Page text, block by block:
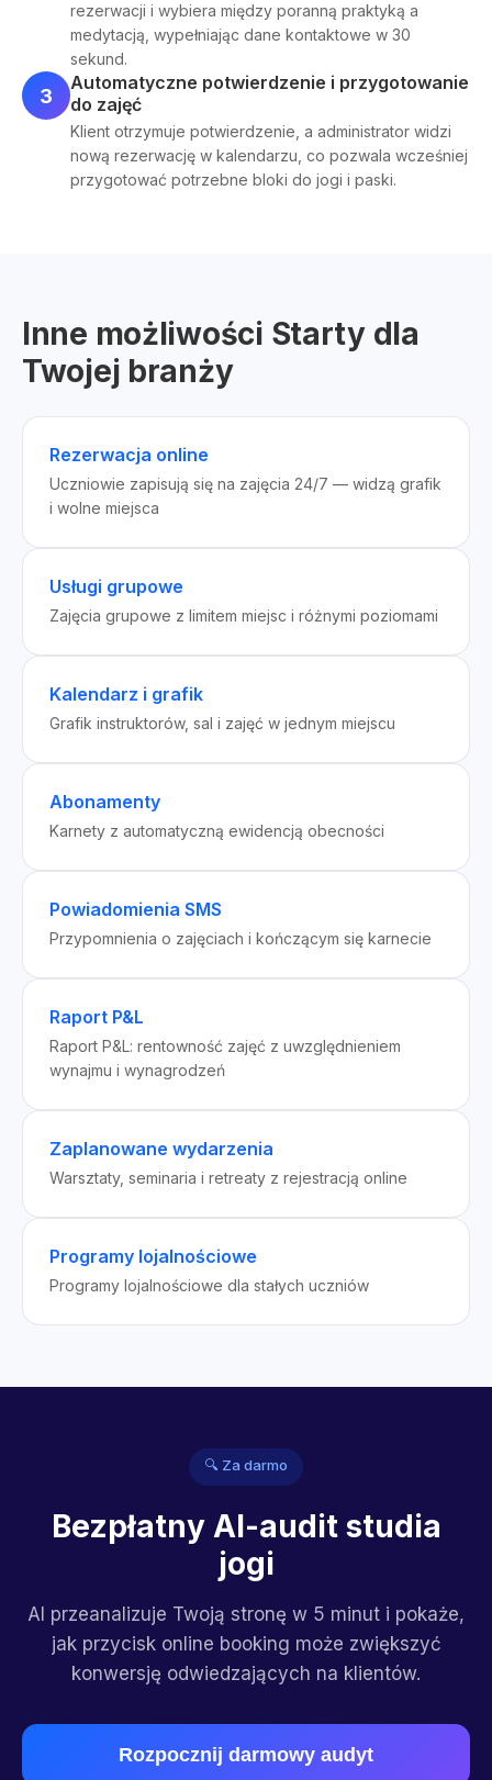
rezerwacji i wybiera między poranną praktyką a
medytacją, wypełniając dane kontaktowe w 30
sekund.
3
Automatyczne potwierdzenie i przygotowanie
do zajęć
Klient otrzymuje potwierdzenie, a administrator widzi
nową rezerwację w kalendarzu, co pozwala wcześniej
przygotować potrzebne bloki do jogi i paski.
Inne możliwości Starty dla
Twojej branży
Rezerwacja online
Uczniowie zapisują się na zajęcia 24/7 — widzą grafik
i wolne miejsca
Usługi grupowe
Zajęcia grupowe z limitem miejsc i różnymi poziomami
Kalendarz i grafik
Grafik instruktorów, sal i zajęć w jednym miejscu
Abonamenty
Karnety z automatyczną ewidencją obecności
Powiadomienia SMS
Przypomnienia o zajęciach i kończącym się karnecie
Raport P&L
Raport P&L: rentowność zajęć z uwzględnieniem
wynajmu i wynagrodzeń
Zaplanowane wydarzenia
Warsztaty, seminaria i retreaty z rejestracją online
Programy lojalnościowe
Programy lojalnościowe dla stałych uczniów
🔍 Za darmo
Bezpłatny AI-audit studia
jogi
AI przeanalizuje Twoją stronę w 5 minut i pokaże,
jak przycisk online booking może zwiększyć
konwersję odwiedzających na klientów.
Rozpocznij darmowy audyt